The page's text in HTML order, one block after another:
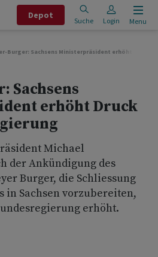
Depot
Suche Login Menu
Burger: Sachsens Ministerpräsident erhöht Druck
Sachsens
erhöht Druck
Michael
der Ankündigung des
Burger, die Schliessung
in Sachsen vorzubereiten,
erhöht.